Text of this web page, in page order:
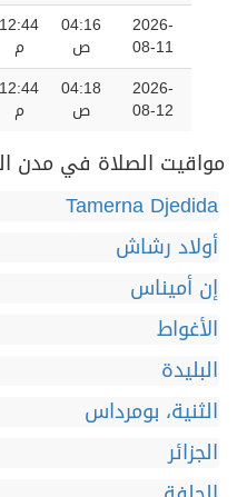
2026-
08-11
04:16
ص
12:44
م
2026-
08-12
04:18
ص
12:44
م
مواقيت الصلاة في مدن
Tamerna Djedida
أولاد رشاش
إن أميناس
الأغواط
البليدة
الثنية، بومرداس
الجزائر